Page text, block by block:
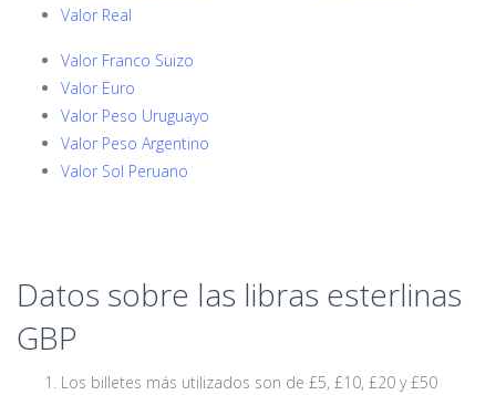
Valor Real
Valor Franco Suizo
Valor Euro
Valor Peso Uruguayo
Valor Peso Argentino
Valor Sol Peruano
Datos sobre las libras esterlinas
GBP
Los billetes más utilizados son de £5, £10, £20 y £50